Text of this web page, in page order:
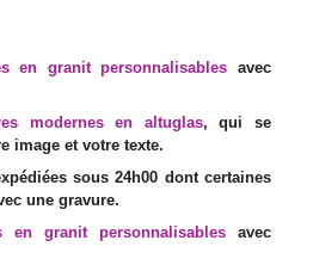
en granit personnalisables avec
modernes en altuglas, qui se
image et votre texte.
sous 24h00 dont certaines
une gravure.
en granit personnalisables avec